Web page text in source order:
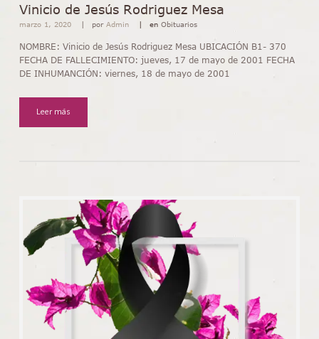
Vinicio de Jesús Rodriguez Mesa
marzo 1, 2020 porAdmin en Obituarios
NOMBRE: Vinicio de Jesús Rodriguez Mesa UBICACIÓN B1- 370
FECHA DE FALLECIMIENTO: jueves, 17 de mayo de 2001 FECHA
DE INHUMANCIÓN: viernes, 18 de mayo de 2001
Leer más